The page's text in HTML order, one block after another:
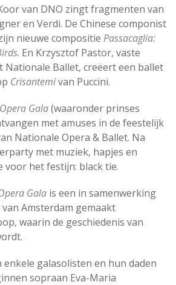
van DNO zingt fragmenten van
en Verdi. De Chinese componist
nieuwe compositie Passacaglia:
. En Krzysztof Pastor, vaste
Nationale Ballet, creëert een ballet
Crisantemivan Puccini.
Opera Gala(waaronder prinses
met amuses in de feestelijk
Nationale Opera & Ballet. Na
met muziek, hapjes en
voor het festijn: black tie.
Gala is een in samenwerking
Amsterdam gemaakt
waarin de geschiedenis van
enkele galasolisten en hun daden
sopraan Eva-Maria